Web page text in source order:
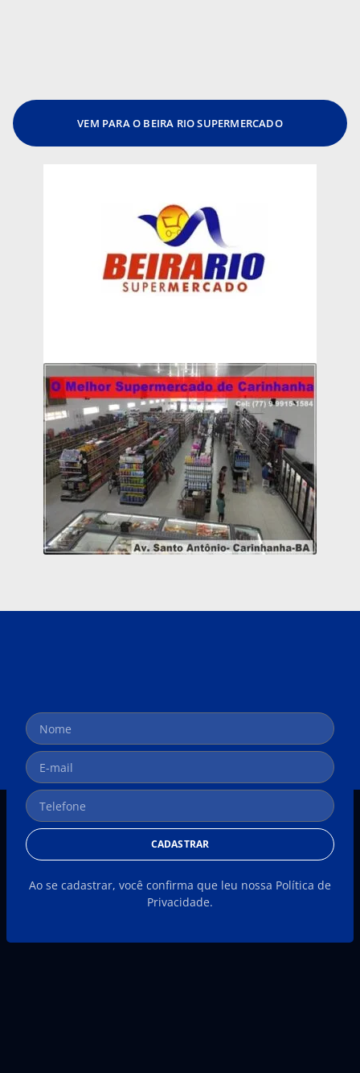
VEM PARA O BEIRA RIO SUPERMERCADO
CADASTRAR
Ao se cadastrar, você confirma que leu nossa Política de
Privacidade.